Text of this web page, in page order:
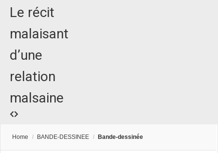
Le récit
malaisant
d’une
relation
malsaine
Home / BANDE-DESSINEE / Bande-dessinée